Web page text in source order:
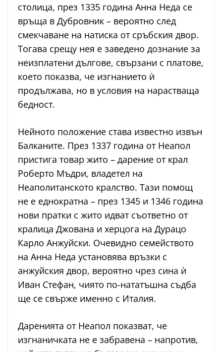
столица, през 1335 година Анна Неда се
връща в Дубровник – вероятно след
смекчаване на натиска от сръбския двор.
Тогава срещу нея е заведено дознание за
неизплатени дългове, свързани с платове,
което показва, че изгнанието ѝ
продължава, но в условия на нарастваща
бедност.
Нейното положение става известно извън
Балканите. През 1337 година от Неапол
пристига товар жито – дарение от крал
Роберто Мъдри, владетел на
Неаполитанското кралство. Тази помощ
не е еднократна – през 1345 и 1346 година
нови пратки с жито идват съответно от
кралица Джована и херцога на Дурацо
Карло Анжуйски. Очевидно семейството
на Анна Неда установява връзки с
анжуйския двор, вероятно чрез сина ѝ
Иван Стефан, чиято по-нататъшна съдба
ще се свърже именно с Италия.
Даренията от Неапол показват, че
изгнаничката не е забравена – напротив,